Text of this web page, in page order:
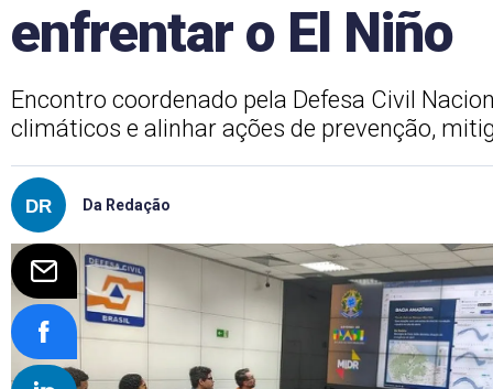
enfrentar o El Niño
Encontro coordenado pela Defesa Civil
climáticos e alinhar ações de prevenção,
Da Redação